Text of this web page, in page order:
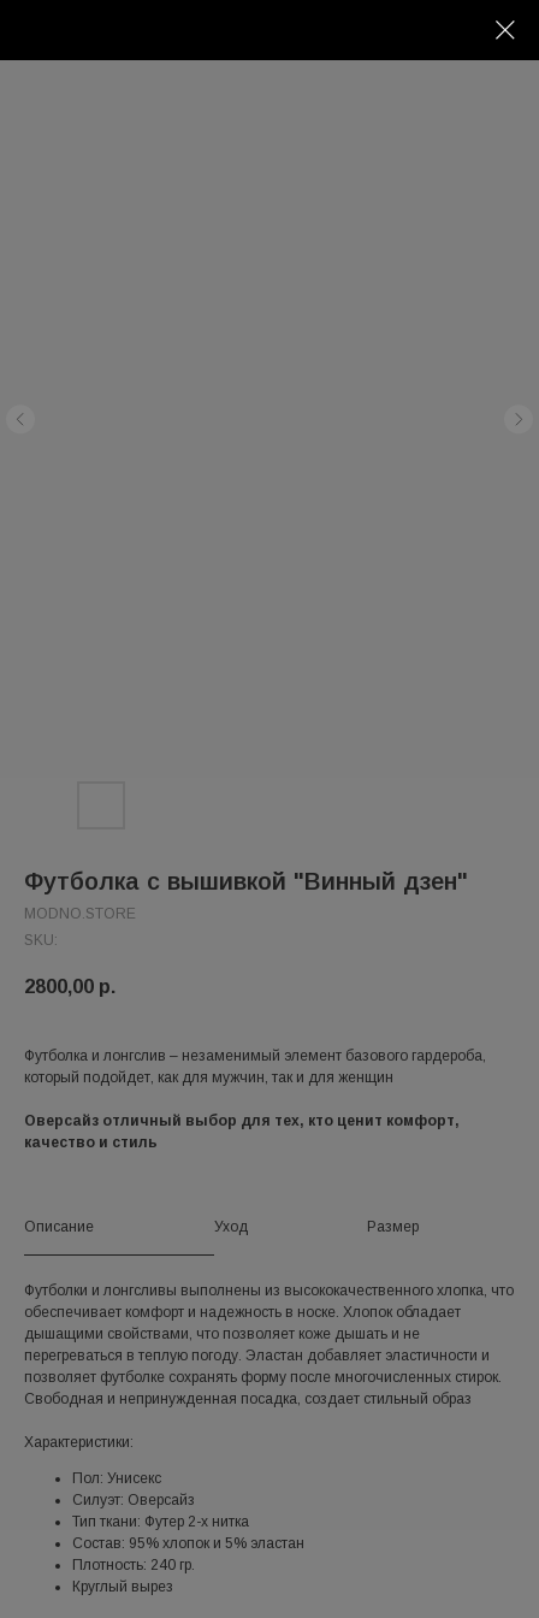
Футболка с вышивкой "Винный дзен"
MODNO.STORE
SKU:
2800,00 р.
Футболка и лонгслив – незаменимый элемент базового гардероба,
который подойдет, как для мужчин, так и для женщин
Оверсайз отличный выбор для тех, кто ценит комфорт,
качество и стиль
Описание Уход Размер
Футболки и лонгсливы выполнены из высококачественного хлопка, что
обеспечивает комфорт и надежность в носке. Хлопок обладает
дышащими свойствами, что позволяет коже дышать и не
перегреваться в теплую погоду. Эластан добавляет эластичности и
позволяет футболке сохранять форму после многочисленных стирок.
Свободная и непринужденная посадка, создает стильный образ
Характеристики:
Пол: Унисекс
Силуэт: Оверсайз
Тип ткани: Футер 2-х нитка
Состав: 95% хлопок и 5% эластан
Плотность: 240 гр.
Круглый вырез